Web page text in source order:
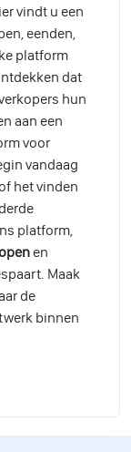
vindt u een
eenden,
platform
dat
hun
aan een
voor
vandaag
het vinden
platform,
en
Maak
de
binnen